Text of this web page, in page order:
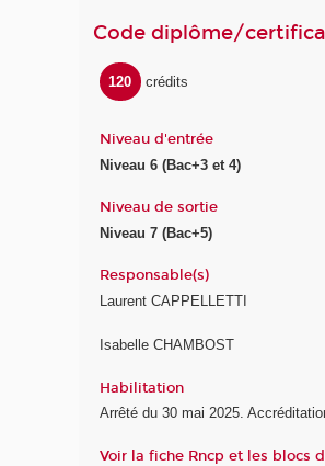
Code diplôme/
120 crédits
Niveau d'entrée
Niveau 6 (Bac+3 et 4)
Niveau de sortie
Niveau 7 (Bac+5)
Responsable(s)
Laurent CAPPELLETTI
Isabelle CHAMBOST
Habilitation
Arrêté du 30 mai 2025.
Voir la fiche Rncp et les blocs